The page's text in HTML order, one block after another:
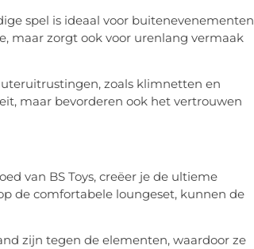
spel is ideaal voor buitenevenementen
maar zorgt ook voor urenlang vermaak
zoals klimnetten en
maar bevorderen ook het vertrouwen
van BS Toys, creëer je de ultieme
de comfortabele loungeset, kunnen de
zijn tegen de elementen, waardoor ze